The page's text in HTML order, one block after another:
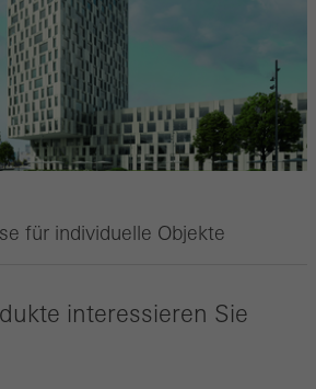
für individuelle Objekte
interessieren Sie